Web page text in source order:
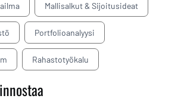
Mallisalkut & Sijoitusideat
Portfolioanalyysi
Rahastotyökalu